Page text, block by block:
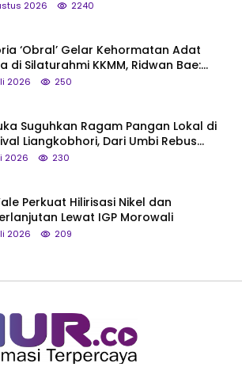
2026 2240
‘Obral’ Gelar Kehormatan Adat
di Silaturahmi KKMM, Ridwan Bae:
Bukan Tipe Begitu, Belum Pantas!
2026 250
Suguhkan Ragam Pangan Lokal di
Liangkobhori, Dari Umbi Rebus
Tumpeng Beras Muna
2026 230
Perkuat Hilirisasi Nikel dan
Lewat IGP Morowali
2026 209